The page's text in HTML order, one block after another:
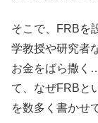
そこで、FRBを
学教授や研究者
お金をばら撒く
て、なぜFRBと
を数多く書かせ